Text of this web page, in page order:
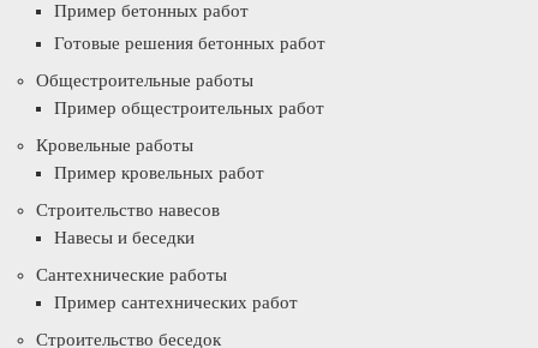
Пример бетонных работ
Готовые решения бетонных работ
Общестроительные работы
Пример общестроительных работ
Кровельные работы
Пример кровельных работ
Строительство навесов
Навесы и беседки
Сантехнические работы
Пример сантехнических работ
Строительство беседок